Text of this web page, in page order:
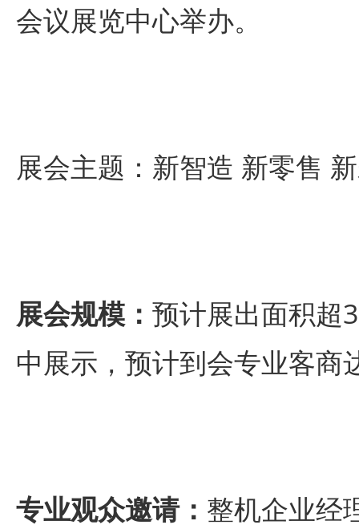
会议展览中心举办。
展会主题：新智造 新零售
展会规模： 预计展出面积超
中展示，预计到会专业客商
专业观众邀请： 整机企业经